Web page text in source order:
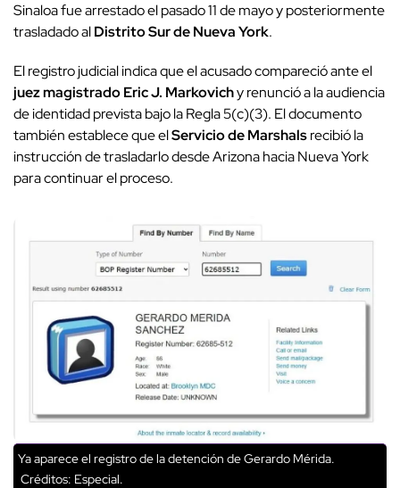
Sinaloa fue arrestado el pasado 11 de mayo y posteriormente
trasladado alDistrito Sur de Nueva York.
El registro judicial indica que el acusado compareció ante el
juez magistrado Eric J. Markovichy renunció a la audiencia
de identidad prevista bajo la Regla 5(c)(3). El documento
también establece que elServicio de Marshalsrecibió la
instrucción de trasladarlo desde Arizona hacia Nueva York
para continuar el proceso.
Ya aparece el registro de la detención de Gerardo Mérida.
Créditos: Especial.